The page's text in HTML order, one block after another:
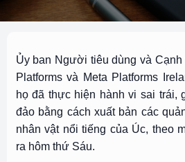
Ủy ban Người tiêu dùng và Cạnh
Platforms và Meta Platforms
họ đã thực hiện hành vi sai trái,
đảo bằng cách xuất bản các
nhân vật nổi tiếng của Úc, theo
ra hôm thứ Sáu.